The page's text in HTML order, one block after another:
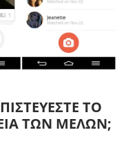
ΤΟ
ΤΩΝ ΜΕΛΏΝ;